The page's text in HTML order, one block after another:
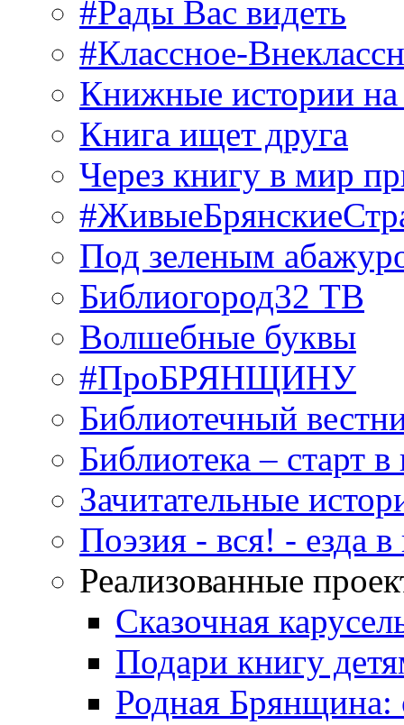
#Рады Вас видеть
#Классное-
Книжные истории
Книга ищет друга
Через книгу в мир
Под зеленым
Библиогород32 ТВ
Волшебные буквы
#ПроБРЯНЩИНУ
Библиотечный
Библиотека – старт
Зачитательные
Поэзия - вся! - езда в
Реализованные
Сказочная
Подари книгу
Родная Брянщина: